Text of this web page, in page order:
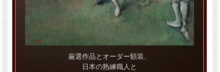
厳選作品とオーダー額装、
日本の熟練職人と